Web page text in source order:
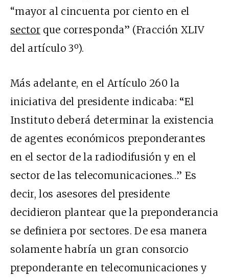
“mayor al cincuenta por ciento en el
sector que corresponda” (Fracción XLIV
del artículo 3º).
Más adelante, en el Artículo 260 la
iniciativa del presidente indicaba: “El
Instituto deberá determinar la existencia
de agentes económicos preponderantes
en el sector de la radiodifusión y en el
sector de las telecomunicaciones…” Es
decir, los asesores del presidente
decidieron plantear que la preponderancia
se definiera por sectores. De esa manera
solamente habría un gran consorcio
preponderante en telecomunicaciones y